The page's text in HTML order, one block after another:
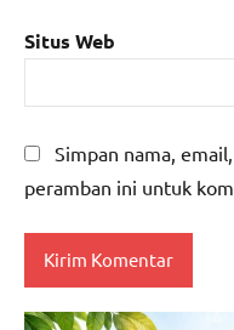
Situs Web
Simpan nama,
peramban ini untuk